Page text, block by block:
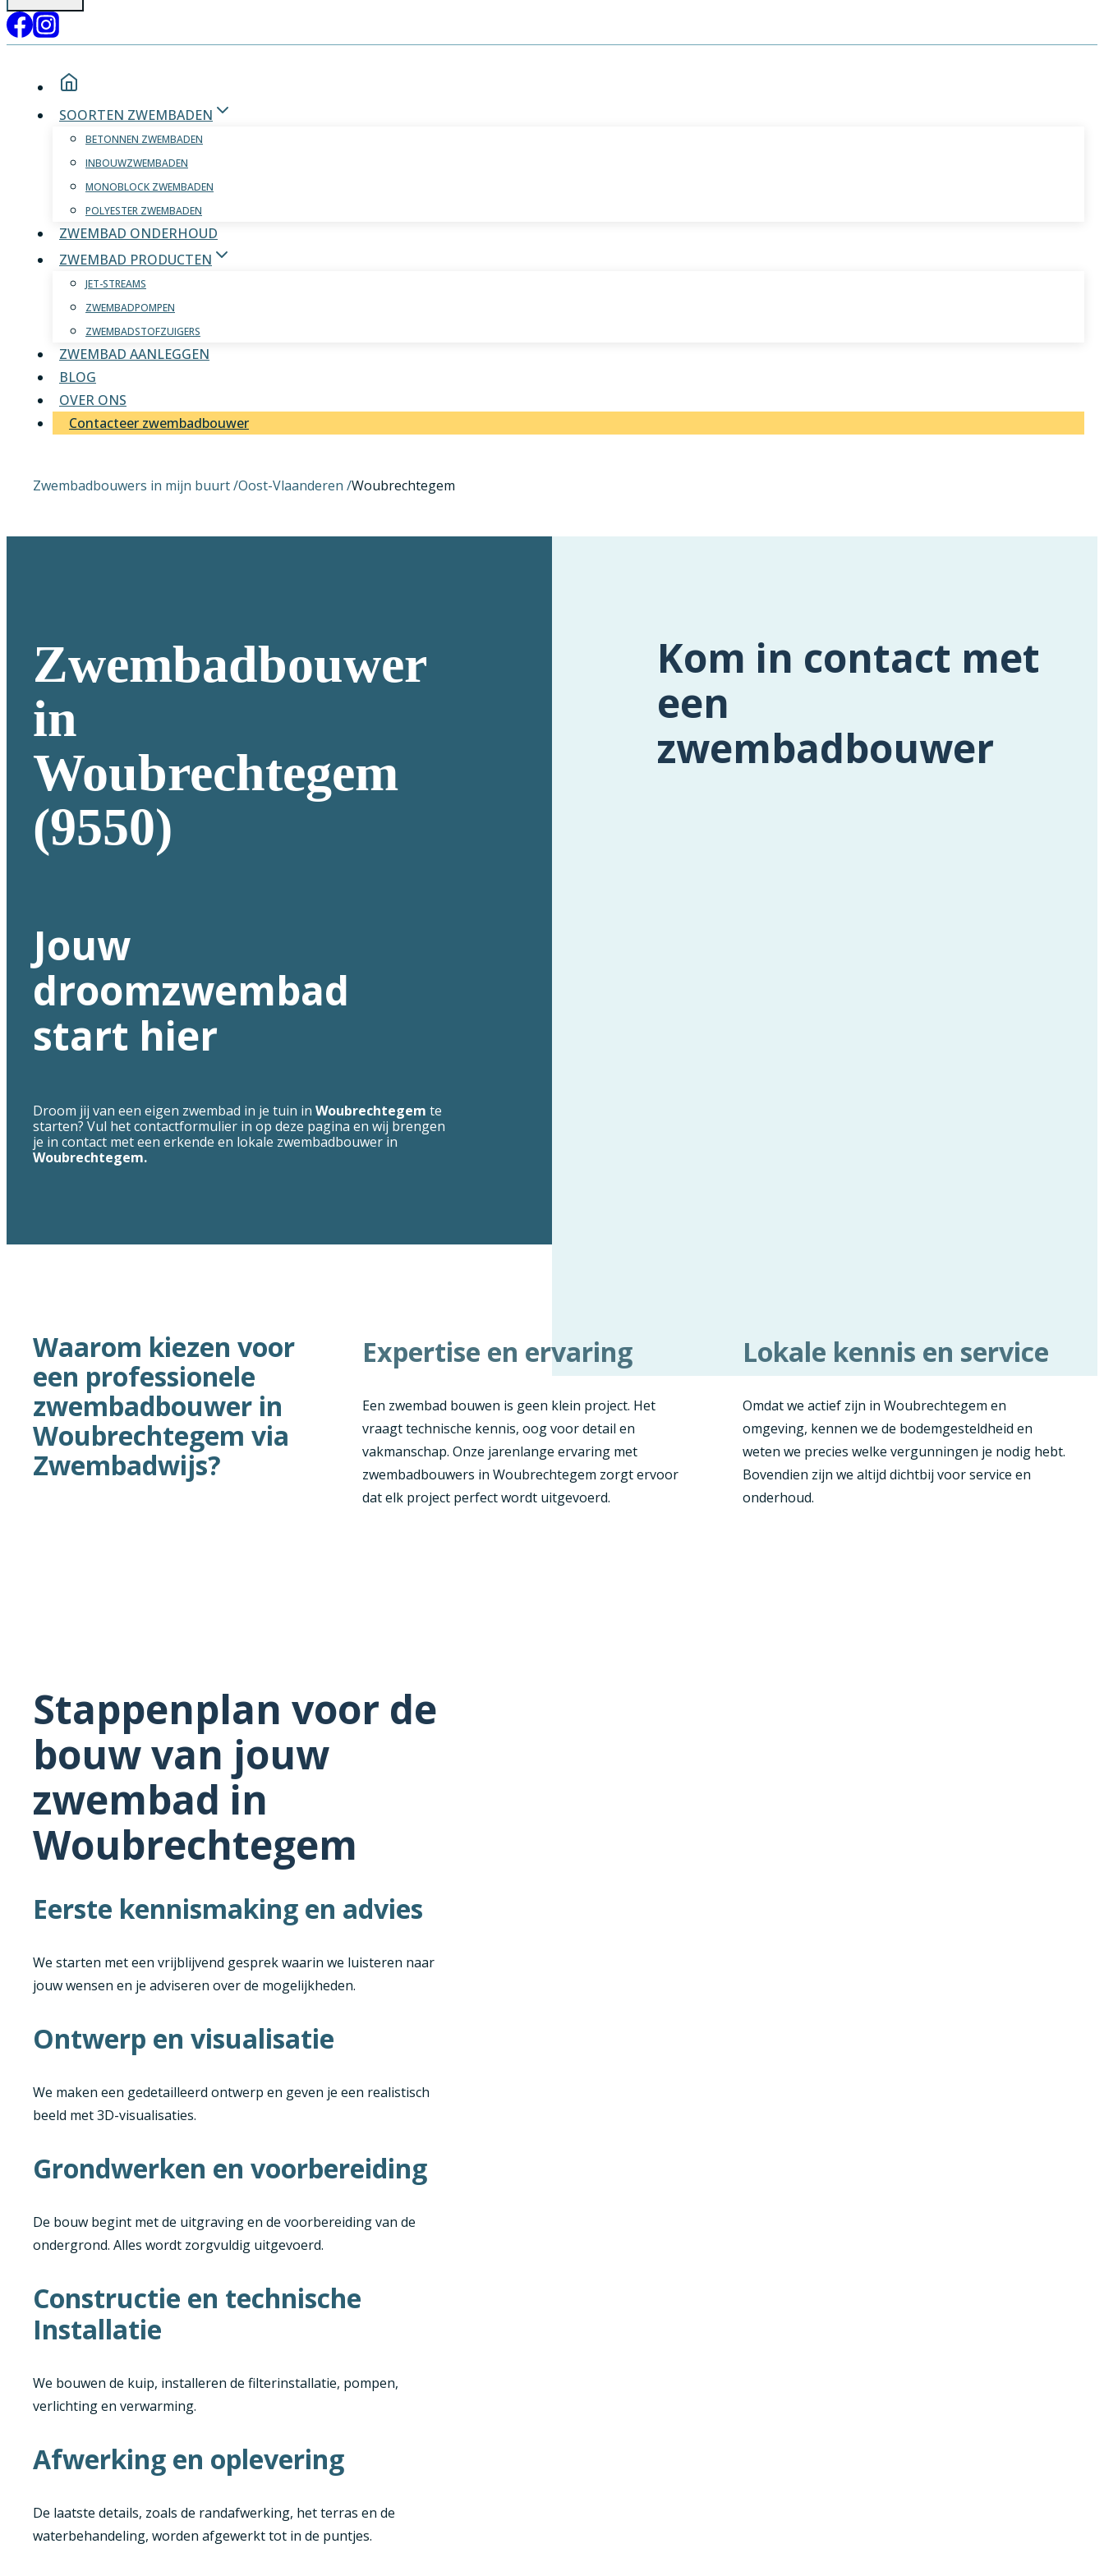
SOORTEN ZWEMBADEN
BETONNEN ZWEMBADEN
INBOUWZWEMBADEN
MONOBLOCK ZWEMBADEN
POLYESTER ZWEMBADEN
ZWEMBAD ONDERHOUD
ZWEMBAD PRODUCTEN
JET-STREAMS
ZWEMBADPOMPEN
ZWEMBADSTOFZUIGERS
ZWEMBAD AANLEGGEN
BLOG
OVER ONS
Contacteer zwembadbouwer
Zwembadbouwers in mijn buurt /Oost-Vlaanderen /Woubrechtegem
Zwembadbouwer
in
Woubrechtegem
(9550)
Jouw
droomzwembad
start hier
Droom jij van een eigen zwembad in je tuin in Woubrechtegem te
starten? Vul het contactformulier in op deze pagina en wij brengen
je in contact met een erkende en lokale zwembadbouwer in
Woubrechtegem.
Kom in contact met
een
zwembadbouwer
Waarom kiezen voor
een professionele
zwembadbouwer in
Woubrechtegem via
Zwembadwijs?
Expertise en ervaring
Een zwembad bouwen is geen klein project. Het
vraagt technische kennis, oog voor detail en
vakmanschap. Onze jarenlange ervaring met
zwembadbouwers in Woubrechtegem zorgt ervoor
dat elk project perfect wordt uitgevoerd.
Lokale kennis en service
Omdat we actief zijn in Woubrechtegem en
omgeving, kennen we de bodemgesteldheid en
weten we precies welke vergunningen je nodig hebt.
Bovendien zijn we altijd dichtbij voor service en
onderhoud.
Stappenplan voor de
bouw van jouw
zwembad in
Woubrechtegem
Eerste kennismaking en advies
We starten met een vrijblijvend gesprek waarin we luisteren naar
jouw wensen en je adviseren over de mogelijkheden.
Ontwerp en visualisatie
We maken een gedetailleerd ontwerp en geven je een realistisch
beeld met 3D-visualisaties.
Grondwerken en voorbereiding
De bouw begint met de uitgraving en de voorbereiding van de
ondergrond. Alles wordt zorgvuldig uitgevoerd.
Constructie en technische
Installatie
We bouwen de kuip, installeren de filterinstallatie, pompen,
verlichting en verwarming.
Afwerking en oplevering
De laatste details, zoals de randafwerking, het terras en de
waterbehandeling, worden afgewerkt tot in de puntjes.